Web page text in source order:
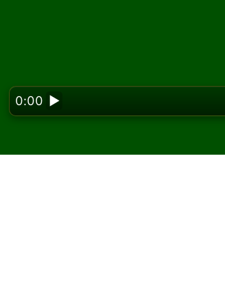
0:00 ▶